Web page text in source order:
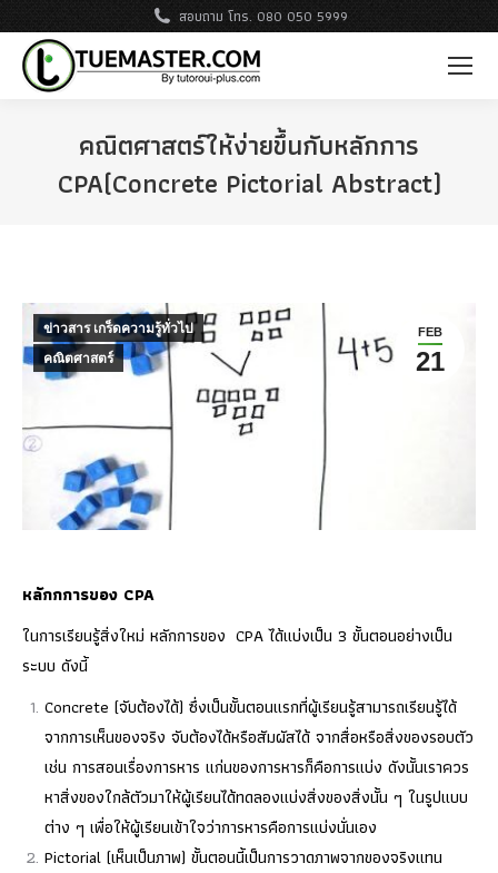
สอบถาม โทร. 080 050 5999
คณิตศาสตร์ให้ง่ายขึ้นกับหลักการ
CPA(Concrete Pictorial Abstract)
FEB
21
ข่าวสาร เกร็ดความรู้ทั่วไป
คณิตศาสตร์
หลักกการของ CPA
ในการเรียนรู้สิ่งใหม่ หลักการของ CPA ได้แบ่งเป็น 3 ขั้นตอนอย่างเป็น
ระบบ ดังนี้
Concrete (จับต้องได้) ซึ่งเป็นขั้นตอนแรกที่ผู้เรียนรู้สามารถเรียนรู้ได้
จากการเห็นของจริง จับต้องได้หรือสัมผัสได้ จากสื่อหรือสิ่งของรอบตัว
เช่น การสอนเรื่องการหาร แก่นของการหารก็คือการแบ่ง ดังนั้นเราควร
หาสิ่งของใกล้ตัวมาให้ผู้เรียนได้ทดลองแบ่งสิ่งของสิ่งนั้น ๆ ในรูปแบบ
ต่าง ๆ เพื่อให้ผู้เรียนเข้าใจว่าการหารคือการแบ่งนั่นเอง
Pictorial (เห็นเป็นภาพ) ขั้นตอนนี้เป็นการวาดภาพจากของจริงแทน